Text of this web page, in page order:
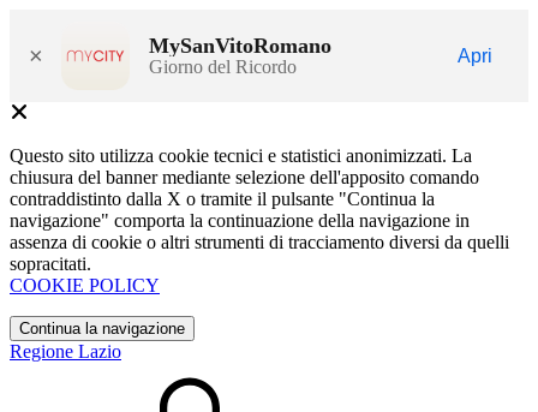
× MySanVitoRomano
Giorno del Ricordo
Apri
Questo sito utilizza cookie tecnici e statistici anonimizzati. La
chiusura del banner mediante selezione dell'apposito comando
contraddistinto dalla X o tramite il pulsante "Continua la
navigazione" comporta la continuazione della navigazione in
assenza di cookie o altri strumenti di tracciamento diversi da quelli
sopracitati.
COOKIE POLICY
Continua la navigazione
Regione Lazio